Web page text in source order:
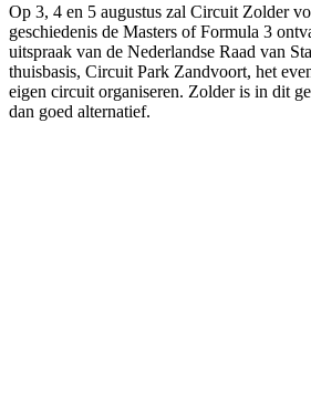
Op 3, 4 en 5 augustus zal Circuit Zolder
geschiedenis de Masters of Formula 3
uitspraak van de Nederlandse Raad van
thuisbasis, Circuit Park Zandvoort, het
eigen circuit organiseren. Zolder is in dit
dan goed alternatief.